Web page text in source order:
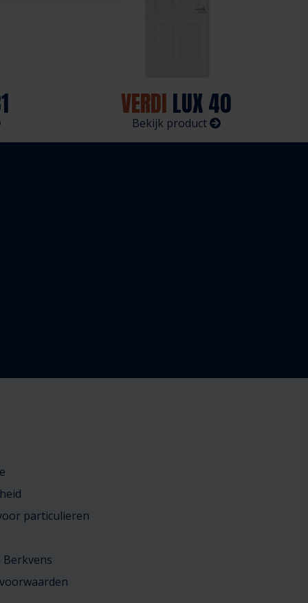
VERDI LUX 40
Bekijk product
particulieren